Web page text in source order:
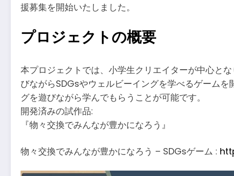
援募集を開始いたしました。
プロジェクトの概要
本プロジェクトでは、小学生クリエイターが中心と
びながらSDGsやウェルビーイングを学べるゲーム
グを遊びながら学んでもらうことが可能です。
開発済みの試作品:
『物々交換でみんなが豊かになろう』
物々交換でみんなが豊かになろう – SDGsゲーム :